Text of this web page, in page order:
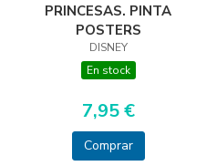
PRINCESAS. PINTA
POSTERS
DISNEY
En stock
7,95 €
Comprar